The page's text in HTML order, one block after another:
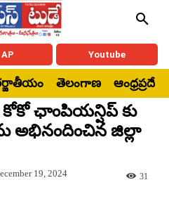
AP Youtube
తెలంగాణ ఆంధ్రప్రదేశ్
ఛాంపియన్షిప్ కు
అభినందించిన జిల్లా
19, 2024 31